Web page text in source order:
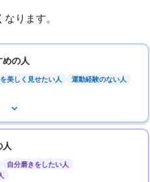
ります。
の人
美しく見せたい人 運動経験のない人
自分磨きをしたい人